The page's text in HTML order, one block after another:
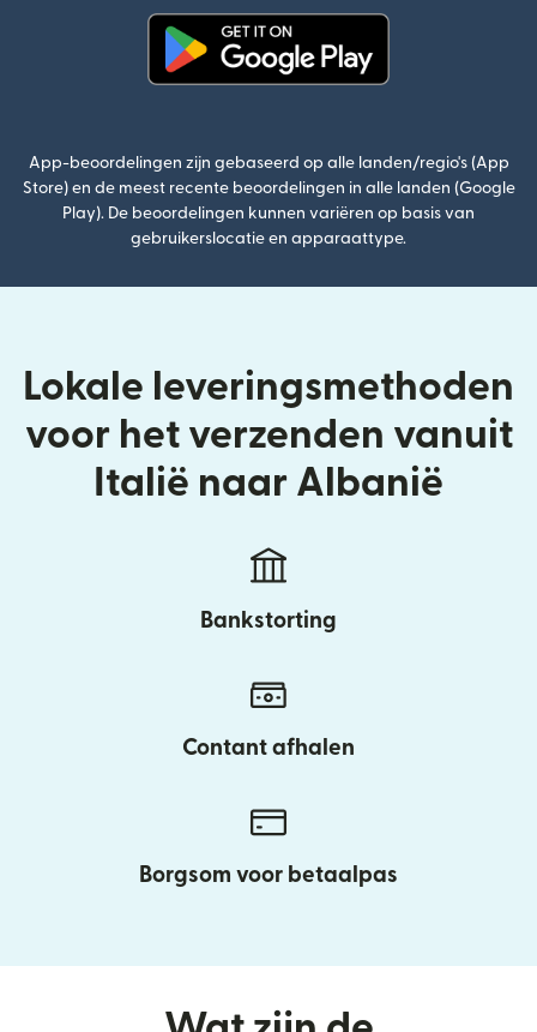
App-beoordelingen zijn gebaseerd op alle landen/regio's (App
Store) en de meest recente beoordelingen in alle landen (Google
Play). De beoordelingen kunnen variëren op basis van
gebruikerslocatie en apparaattype.
Lokale leveringsmethoden
voor het verzenden vanuit
Italië naar Albanië
Bankstorting
Contant afhalen
Borgsom voor betaalpas